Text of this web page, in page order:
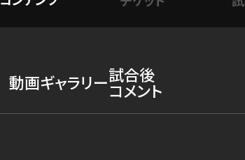
動画ギャラリー試合後
コメント